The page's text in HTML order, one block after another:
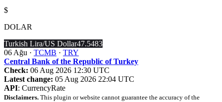
$
DOLAR
Turkish Lira/US Dollar47.5483
06 Ağu · TCMB · TRY
Central Bank of the Republic of Turkey
Check: 06 Aug 2026 12:30 UTC
Latest change: 05 Aug 2026 22:04 UTC
API: CurrencyRate
Disclaimers. This plugin or website cannot guarantee the accuracy of the